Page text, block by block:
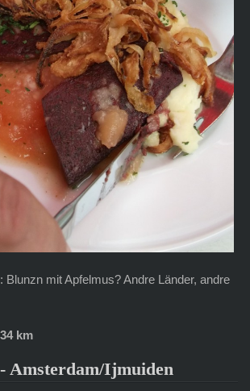
Blunzn mit Apfelmus? Andre Länder, andre
km
Amsterdam/Ijmuiden